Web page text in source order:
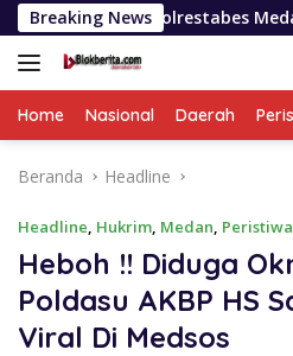
Langsung
ke
konten
Breaking News
Polrestabes Medan Terkait Kasus
Home Nasional Daerah
Beranda Headline
Headline, Hukrim, Medan, Peristiwa
Heboh !! Diduga
Poldasu AKBP HS
Viral Di Medsos